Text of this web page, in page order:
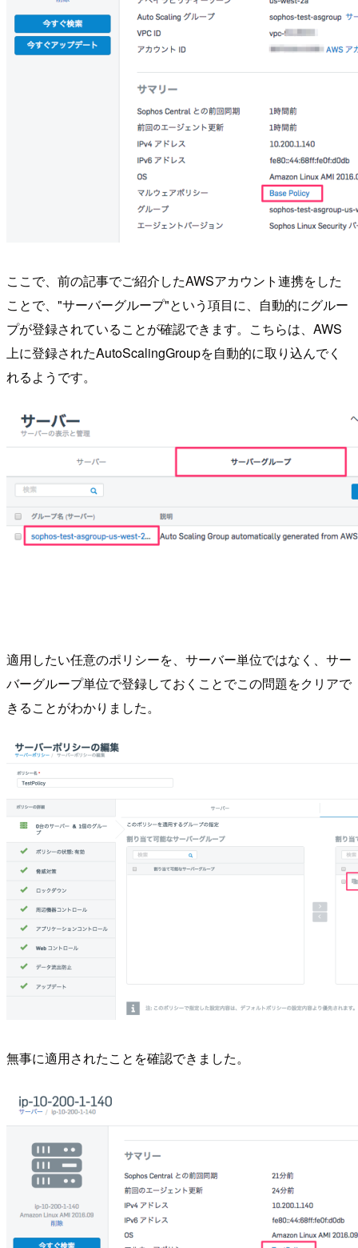
ここで、前の記事でご紹介したAWSアカウント連携をした
ことで、"サーバーグループ"という項目に、自動的にグルー
プが登録されていることが確認できます。こちらは、AWS
上に登録されたAutoScalingGroupを自動的に取り込んでく
れるようです。
適用したい任意のポリシーを、サーバー単位ではなく、サー
バーグループ単位で登録しておくことでこの問題をクリアで
きることがわかりました。
無事に適用されたことを確認できました。